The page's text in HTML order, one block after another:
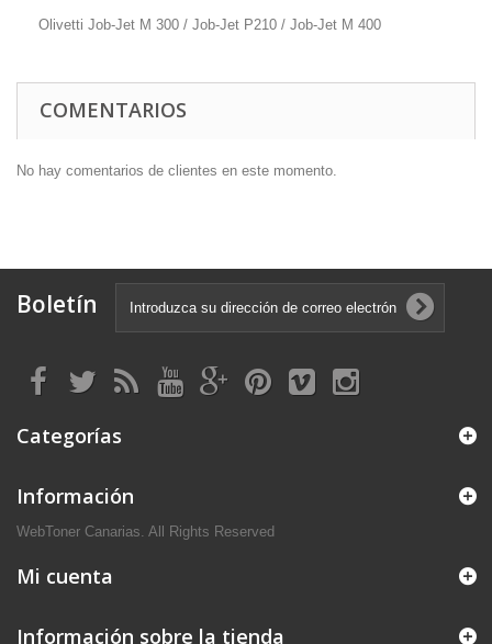
Olivetti Job-Jet M 300 / Job-Jet P210 / Job-Jet M 400
COMENTARIOS
No hay comentarios de clientes en este momento.
Boletín
Categorías
Información
WebToner Canarias. All Rights Reserved
Mi cuenta
Información sobre la tienda